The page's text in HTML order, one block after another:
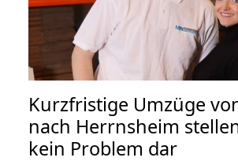
Kurzfristige Umzüge
nach Herrnsheim
kein Problem dar